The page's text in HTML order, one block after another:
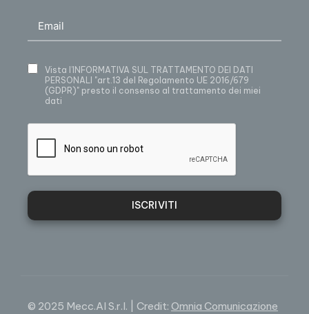
Vista l’INFORMATIVA SUL TRATTAMENTO DEI DATI
PERSONALI
"art.13 del Regolamento UE 2016/679
(GDPR)" presto il consenso al trattamento dei miei
dati
ISCRIVITI
© 2025 Mecc.Al S.r.l. | Credit: Omnia Comunicazione